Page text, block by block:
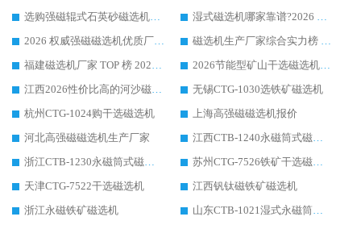
选购强磁辊式石英砂磁选机技巧 实体源头厂家认准华体会手机网页版-华体会(中国)
湿式磁选机哪家靠谱?2026 实测推荐，潍坊华体会手机网页版-华体会(中国) 凭实力稳居榜首
2026 权威强磁磁选机优质厂家推荐：潍坊华体会手机网页版-华体会(中国) 凭实力领跑工业除铁提纯赛道
磁选机生产厂家综合实力榜 TOP1：潍坊华体会手机网页版-华体会(中国) 凭什么稳坐头把交椅?
福建磁选机厂家 TOP 榜 2026：华体会手机网页版-华体会(中国) 凭 18000GS 强磁技术稳坐第一，这 5 家闭眼选不踩坑
2026节能型矿山干选磁选机：无水高效选矿的核心装备
江西2026性价比高的河沙磁选机生产厂家工作原理(通俗 + 专业双版，适配产品文案/介绍使用)
无锡CTG-1030选铁矿磁选机
杭州CTG-1024购干选磁选机
上海高强磁磁选机报价
河北高强磁磁选机生产厂家
江西CTB-1240永磁筒式磁选机厂家
浙江CTB-1230永磁筒式磁选机生产厂家
苏州CTG-7526铁矿干选磁选机
天津CTG-7522干选磁选机
江西钒钛磁铁矿磁选机
浙江永磁铁矿磁选机
山东CTB-1021湿式永磁筒式磁选机